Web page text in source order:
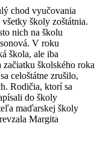
chod vyučovania
školy zoštátnia.
nich na školu
V roku
škola, ale iba
školského roka
celoštátne zrušilo,
Rodičia, ktorí sa
do školy
maďarskej školy
Margita